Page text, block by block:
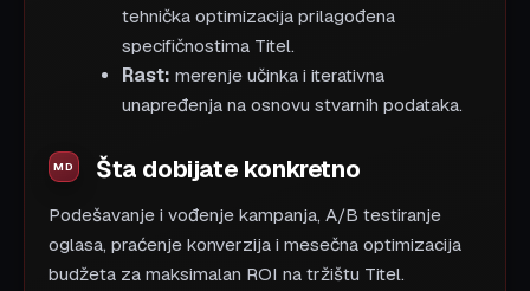
tehnička optimizacija prilagođena
specifičnostima Titel.
Rast: merenje učinka i iterativna
unapređenja na osnovu stvarnih podataka.
Šta dobijate konkretno
Podešavanje i vođenje kampanja, A/B testiranje
oglasa, praćenje konverzija i mesečna optimizacija
budžeta za maksimalan ROI na tržištu Titel.